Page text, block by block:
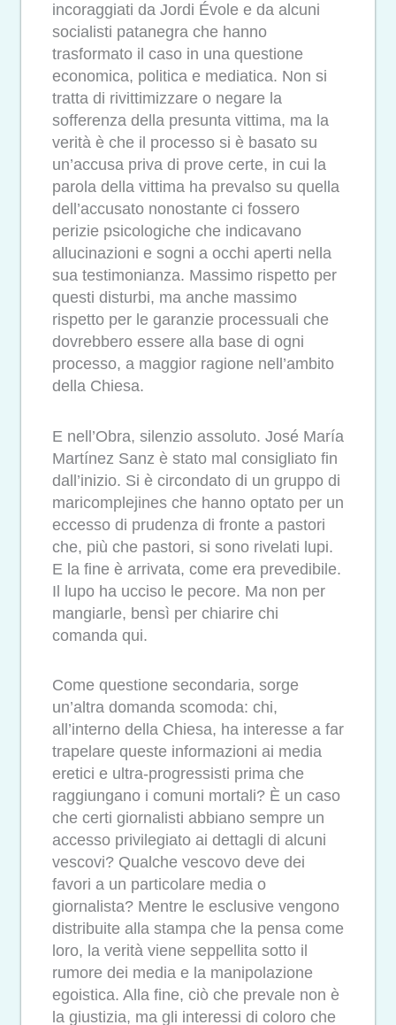
incoraggiati da Jordi Évole e da alcuni
socialisti patanegra che hanno
trasformato il caso in una questione
economica, politica e mediatica. Non si
tratta di rivittimizzare o negare la
sofferenza della presunta vittima, ma la
verità è che il processo si è basato su
un’accusa priva di prove certe, in cui la
parola della vittima ha prevalso su quella
dell’accusato nonostante ci fossero
perizie psicologiche che indicavano
allucinazioni e sogni a occhi aperti nella
sua testimonianza. Massimo rispetto per
questi disturbi, ma anche massimo
rispetto per le garanzie processuali che
dovrebbero essere alla base di ogni
processo, a maggior ragione nell’ambito
della Chiesa.
E nell’Obra, silenzio assoluto. José María
Martínez Sanz è stato mal consigliato fin
dall’inizio. Si è circondato di un gruppo di
maricomplejines che hanno optato per un
eccesso di prudenza di fronte a pastori
che, più che pastori, si sono rivelati lupi.
E la fine è arrivata, come era prevedibile.
Il lupo ha ucciso le pecore. Ma non per
mangiarle, bensì per chiarire chi
comanda qui.
Come questione secondaria, sorge
un’altra domanda scomoda: chi,
all’interno della Chiesa, ha interesse a far
trapelare queste informazioni ai media
eretici e ultra-progressisti prima che
raggiungano i comuni mortali? È un caso
che certi giornalisti abbiano sempre un
accesso privilegiato ai dettagli di alcuni
vescovi? Qualche vescovo deve dei
favori a un particolare media o
giornalista? Mentre le esclusive vengono
distribuite alla stampa che la pensa come
loro, la verità viene seppellita sotto il
rumore dei media e la manipolazione
egoistica. Alla fine, ciò che prevale non è
la giustizia, ma gli interessi di coloro che